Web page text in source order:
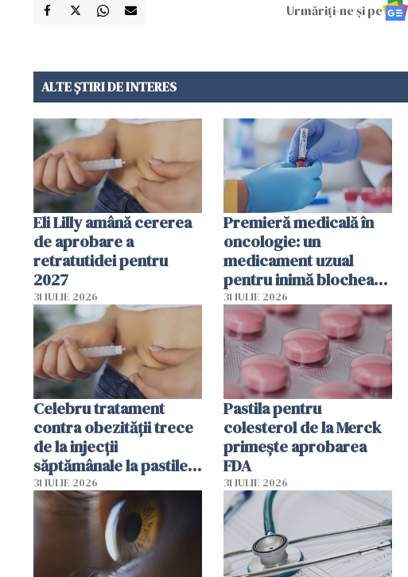
Urmăriți-ne și pe
ALTE ȘTIRI DE INTERES
Eli Lilly amână cererea
de aprobare a
retratutidei pentru
2027
31 IULIE 2026
Premieră medicală în
oncologie: un
medicament uzual
pentru inimă blochează
dezvoltarea celulelor
canceroase.
31 IULIE 2026
Celebru tratament
contra obezității trece
de la injecții
săptămânale la pastile
zilnice
31 IULIE 2026
Pastila pentru
colesterol de la Merck
primește aprobarea
FDA
31 IULIE 2026